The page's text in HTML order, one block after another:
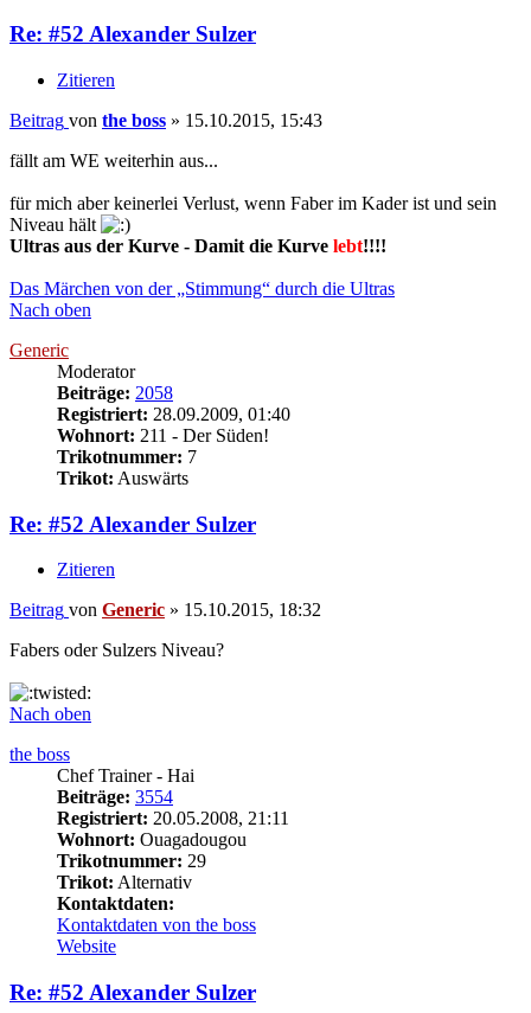
Re: #52 Alexander Sulzer
Zitieren
Beitrag von the boss » 15.10.2015, 15:43
fällt am WE weiterhin aus...
für mich aber keinerlei Verlust, wenn Faber im Kader ist und sein
Niveau hält
Ultras aus der Kurve - Damit die Kurve lebt!!!!
Das Märchen von der „Stimmung“ durch die Ultras
Nach oben
Generic
Moderator
Beiträge: 2058
Registriert: 28.09.2009, 01:40
Wohnort: 211 - Der Süden!
Trikotnummer: 7
Trikot: Auswärts
Re: #52 Alexander Sulzer
Zitieren
Beitrag von Generic » 15.10.2015, 18:32
Fabers oder Sulzers Niveau?
Nach oben
the boss
Chef Trainer - Hai
Beiträge: 3554
Registriert: 20.05.2008, 21:11
Wohnort: Ouagadougou
Trikotnummer: 29
Trikot: Alternativ
Kontaktdaten:
Kontaktdaten von the boss
Website
Re: #52 Alexander Sulzer